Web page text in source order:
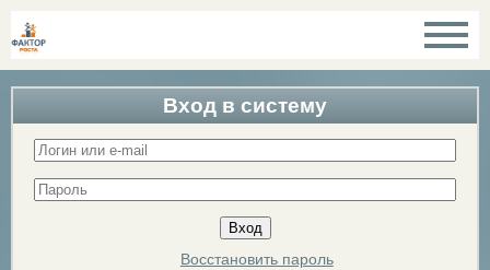
Вход в систему
Восстановить пароль